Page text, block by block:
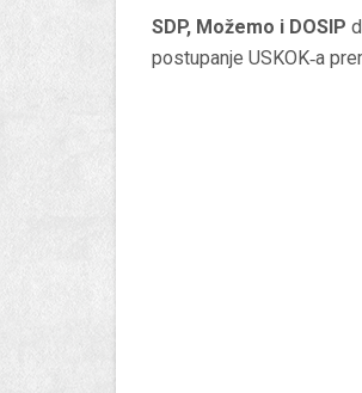
SDP, Možemo i DOSIP
postupanje USKOK‑a